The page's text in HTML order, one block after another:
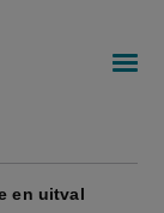
en uitval